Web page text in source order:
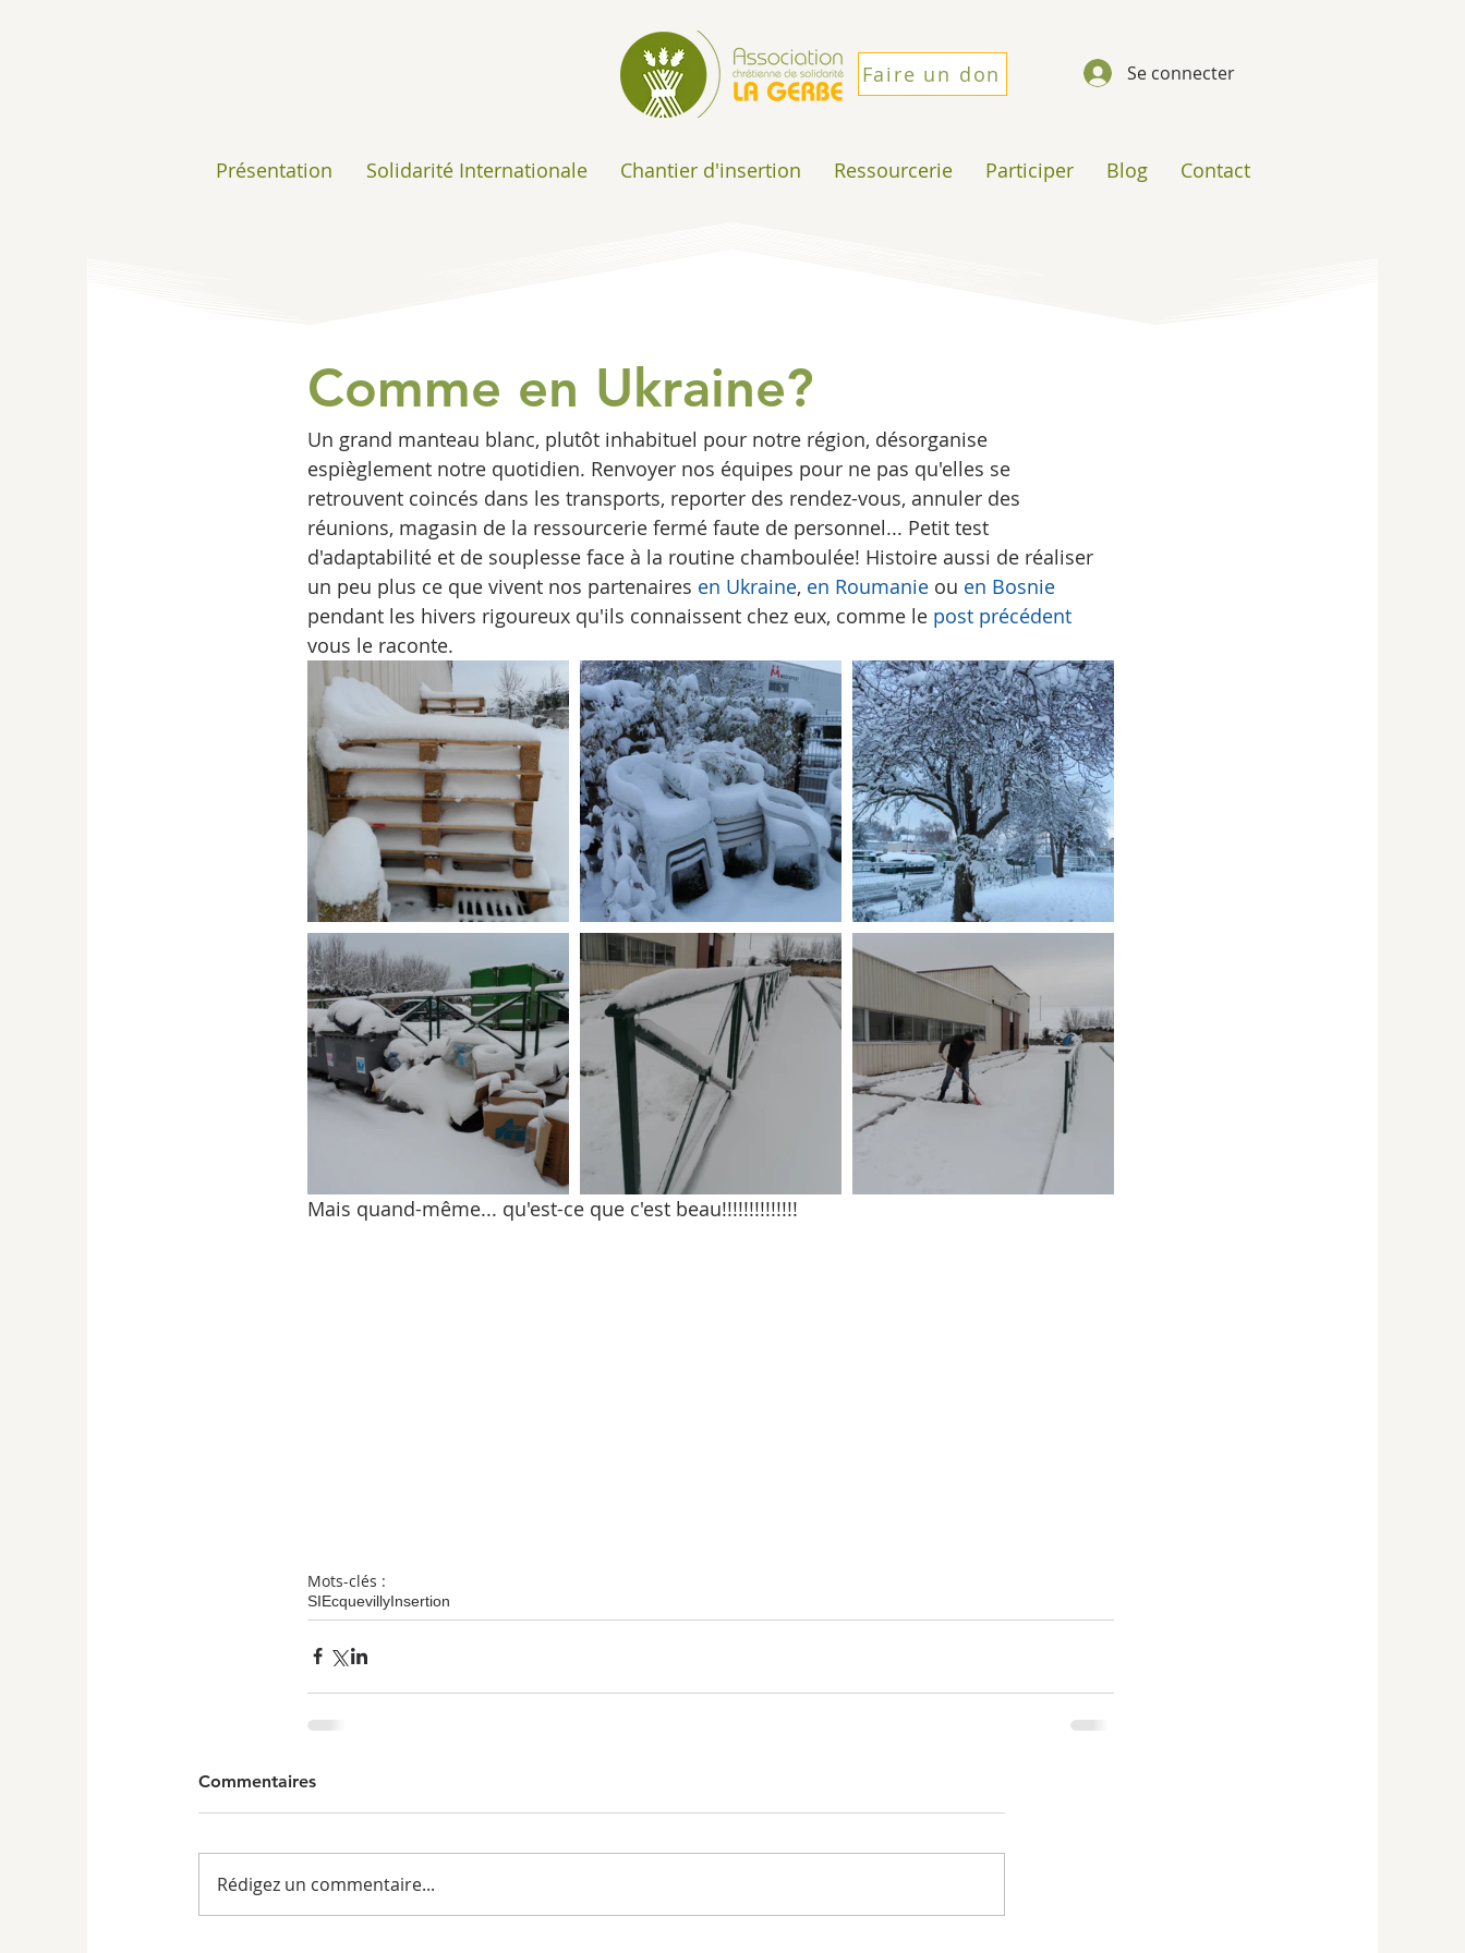
Se connecter
Faire un don
Présentation Solidarité Internationale Chantier d'insertion Ressourcerie Participer Blog Contact
Comme en Ukraine?
Un grand manteau blanc, plutôt inhabituel pour notre région, désorganise
espièglement notre quotidien. Renvoyer nos équipes pour ne pas qu'elles se
retrouvent coincés dans les transports, reporter des rendez-vous, annuler des
réunions, magasin de la ressourcerie fermé faute de personnel... Petit test
d'adaptabilité et de souplesse face à la routine chamboulée! Histoire aussi de réaliser
un peu plus ce que vivent nos partenaires en Ukraine, en Roumanie ou en Bosnie
pendant les hivers rigoureux qu'ils connaissent chez eux, comme le post précédent
vous le raconte.
Mais quand-même... qu'est-ce que c'est beau!!!!!!!!!!!!!!
Mots-clés :
SIEcquevillyInsertion
Commentaires
Rédigez un commentaire...